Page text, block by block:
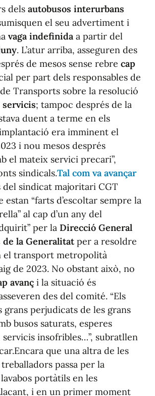
dels autobusos interurbans
el seu advertiment i
vaga indefinida a partir del
. L’atur arriba, asseguren des
de mesos sense rebre cap
per part dels responsables de
Transports sobre la resolució
servicis; tampoc després de la
duent a terme en els
era imminent el
i nou mesos després
el mateix servici precari”,
sindicals.Tal com va avançar
del sindicat majoritari CGT
estan “farts d’escoltar sempre la
al cap d’un any del
per la Direcció General
la Generalitatper a resoldre
el transport metropolità
de 2023. No obstant això, no
avanç i la situació és
des del comité. “Els
grans perjudicats de les grans
busos saturats, esperes
insofribles…”, subratllen
que una altra de les
passa per la
portàtils en les
i en un primer moment